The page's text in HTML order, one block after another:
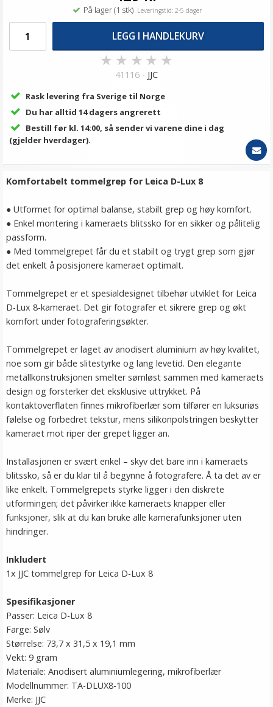
På lager (1 stk)Leveringstid: 2-5 dager
LEGG I HANDLEKURV
★ ★ ★ ★ ★
41116 - JJC
Rask levering fra Sverige til Norge
Du har alltid 14 dagers angrerett
Bestill før kl. 14:00, så sender vi varene dine i dag
(gjelder hverdager).
Komfortabelt tommelgrep for Leica D-Lux 8
● Utformet for optimal balanse, stabilt grep og høy komfort.
● Enkel montering i kameraets blitssko for en sikker og pålitelig
passform.
● Med tommelgrepet får du et stabilt og trygt grep som gjør
det enkelt å posisjonere kameraet optimalt.
Tommelgrepet er et spesialdesignet tilbehør utviklet for Leica
D-Lux 8-kameraet. Det gir fotografer et sikrere grep og økt
komfort under fotograferingsøkter.
Tommelgrepet er laget av anodisert aluminium av høy kvalitet,
noe som gir både slitestyrke og lang levetid. Den elegante
metallkonstruksjonen smelter sømløst sammen med kameraets
design og forsterker det eksklusive uttrykket. På
kontaktoverflaten finnes mikrofiberlær som tilfører en luksuriøs
følelse og forbedret tekstur, mens silikonpolstringen beskytter
kameraet mot riper der grepet ligger an.
Installasjonen er svært enkel – skyv det bare inn i kameraets
blitssko, så er du klar til å begynne å fotografere. Å ta det av er
like enkelt. Tommelgrepets styrke ligger i den diskrete
utformingen; det påvirker ikke kameraets knapper eller
funksjoner, slik at du kan bruke alle kamerafunksjoner uten
hindringer.
Inkludert
1x JJC tommelgrep for Leica D-Lux 8
Spesifikasjoner
Passer: Leica D-Lux 8
Farge: Sølv
Størrelse: 73,7 x 31,5 x 19,1 mm
Vekt: 9 gram
Materiale: Anodisert aluminiumlegering, mikrofiberlær
Modellnummer: TA-DLUX8-100
Merke: JJC